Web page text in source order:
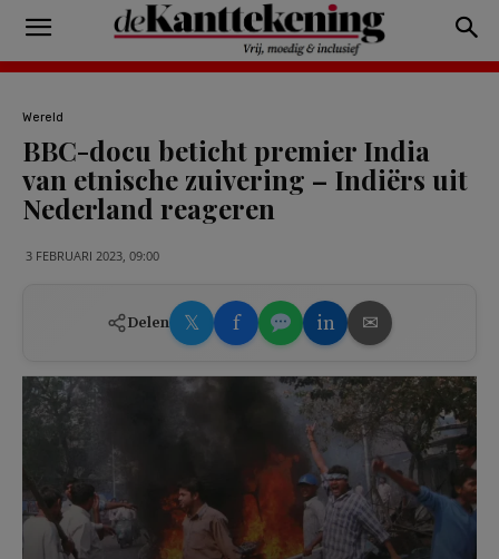
Wereld
BBC-docu beticht premier India
van etnische zuivering – Indiërs uit
Nederland reageren
3 FEBRUARI 2023, 09:00
Delen 𝕏 f in ✉